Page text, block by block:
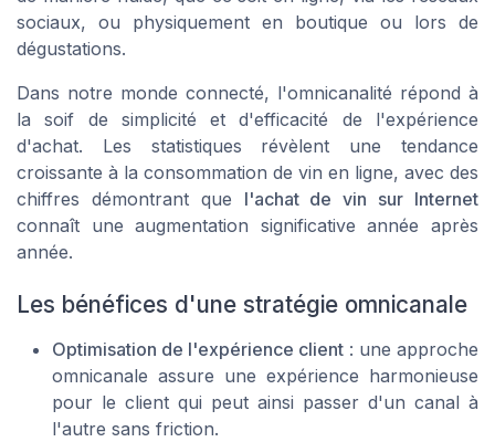
sociaux, ou physiquement en boutique ou lors de
dégustations.
Dans notre monde connecté, l'omnicanalité répond à
la soif de simplicité et d'efficacité de l'expérience
d'achat. Les statistiques révèlent une tendance
croissante à la consommation de vin en ligne, avec des
chiffres démontrant que l'achat de vin sur Internet
connaît une augmentation significative année après
année.
Les bénéfices d'une stratégie omnicanale
Optimisation de l'expérience client : une approche
omnicanale assure une expérience harmonieuse
pour le client qui peut ainsi passer d'un canal à
l'autre sans friction.